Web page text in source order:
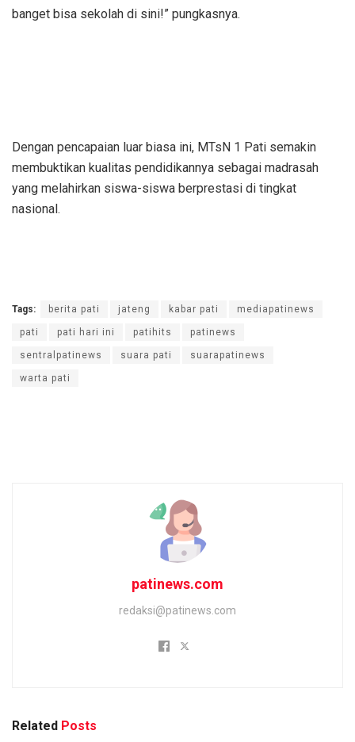
banget bisa sekolah di sini!” pungkasnya.
Dengan pencapaian luar biasa ini, MTsN 1 Pati semakin
membuktikan kualitas pendidikannya sebagai madrasah
yang melahirkan siswa-siswa berprestasi di tingkat
nasional.
Tags: berita pati jateng kabar pati mediapatinews
pati pati hari ini patihits patinews
sentralpatinews suara pati suarapatinews
warta pati
patinews.com
redaksi@patinews.com
Related Posts